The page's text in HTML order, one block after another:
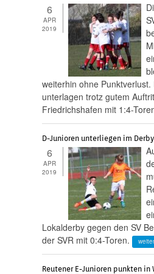
6
APR
2019
weiterhin ohne
unterlagen trotz gutem
Friedrichshafen mit 1:4-
D-Junioren unterliegen im
6
APR
2019
Lokalderby gegen den SV
der SVR mit 0:4-Toren.
Reutener E-Junioren punkten in